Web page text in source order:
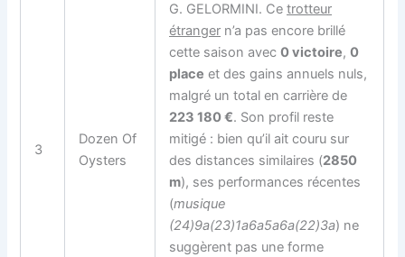
3
Dozen Of
Oysters
G. GELORMINI. Cetrotteur
étranger n’a pas encore brillé
cette saison avec0 victoire,0
place et des gains annuels nuls,
malgré un total en carrière de
223 180 €. Son profil reste
mitigé : bien qu’il ait couru sur
des distances similaires (2850
m), ses performances récentes
(musique
(24)9a(23)1a6a5a6a(22)3a) ne
suggèrent pas une forme